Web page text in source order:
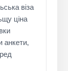
віза
ціна
анкети,